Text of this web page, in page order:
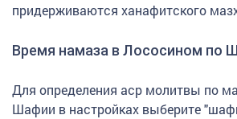
придерживаются ханафитского
Время намаза в Лососином по
Для определения аср молитвы по
Шафии в настройках выберите